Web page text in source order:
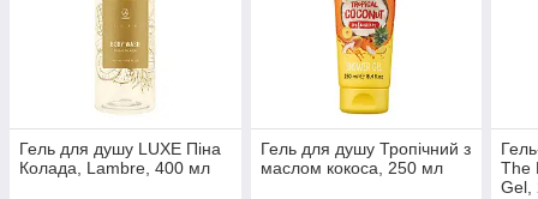
Гель для душу LUXE Піна
Колада, Lambre, 400 мл
Гель для душу Тропічний з
маслом кокоса, 250 мл
The
Gel,